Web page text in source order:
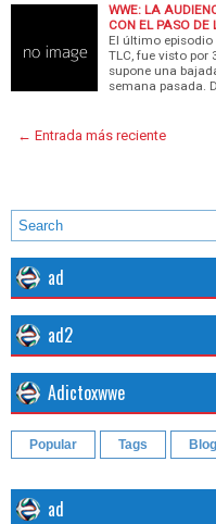
WWE: LA
CON EL PASO DE
El último
TLC, fue visto por
supone una
semana pasada.
← Entrada más reciente
ad
ad2
Adictoxwwe
Popular Tags
ad